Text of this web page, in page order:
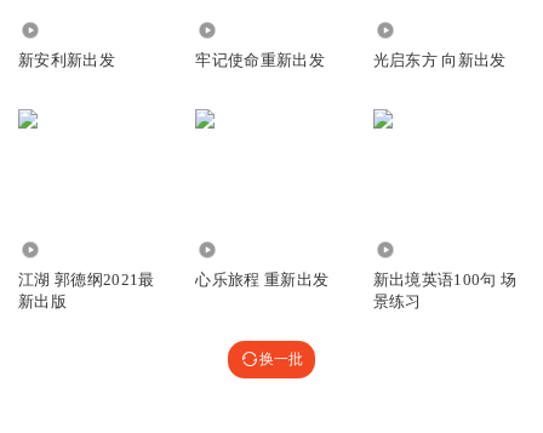
新安利新出发 牢记使命重新出发 光启东方 向新出发
江湖 郭德纲2021最
新出版
心乐旅程 重新出发
新出境英语100句 场
景练习
换一批